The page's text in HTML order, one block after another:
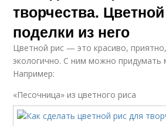
творчества.
поделки из него
Цветной рис — это красиво,
экологично. С ним можно придумать
Например:
«Песочница» из цветного риса